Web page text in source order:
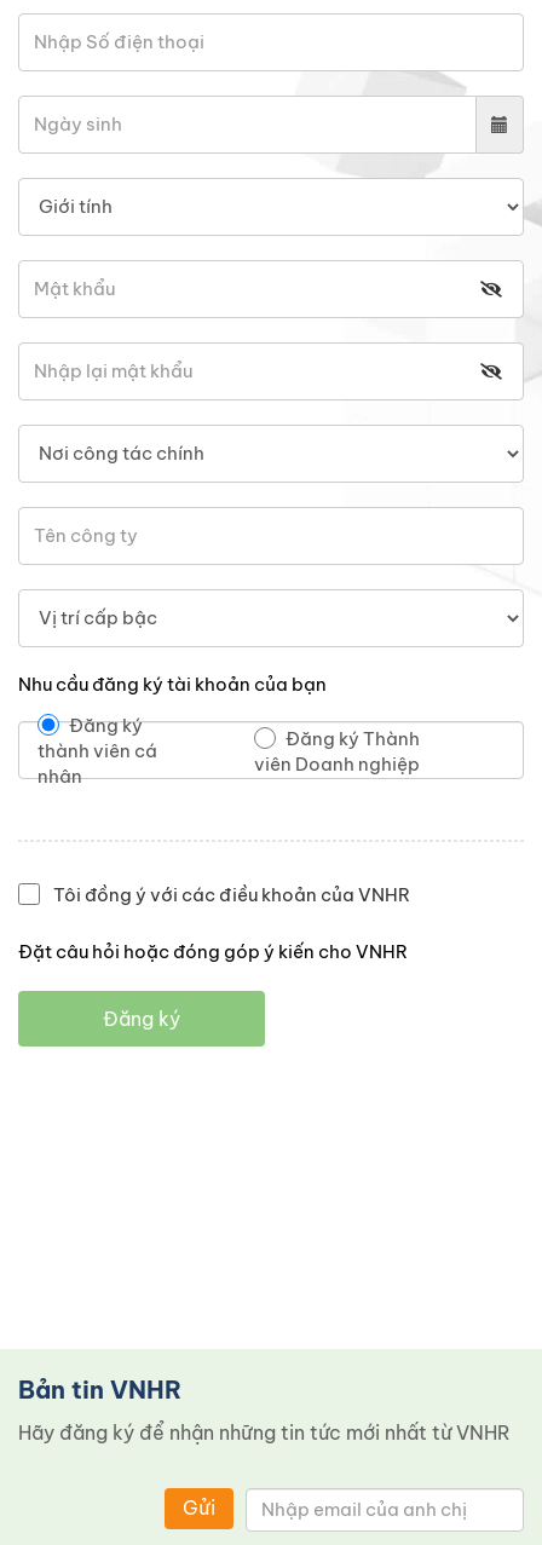
Nhu cầu đăng ký tài khoản của bạn
Đăng ký
thành viên cá
nhân
Đăng ký Thành
viên Doanh nghiệp
Tôi đồng ý với các điều khoản của VNHR
Đặt câu hỏi hoặc đóng góp ý kiến cho VNHR
Đăng ký
Bản tin VNHR
Hãy đăng ký để nhận những tin tức mới nhất từ ​​VNHR
Gửi